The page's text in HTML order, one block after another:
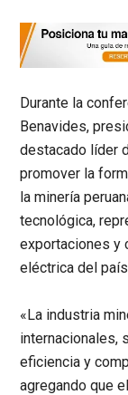
Durante la
Benavides,
destacado líder
promover la
la minería
tecnológica,
exportaciones y
eléctrica del
«La industria
internacionales,
eficiencia y
agregando que